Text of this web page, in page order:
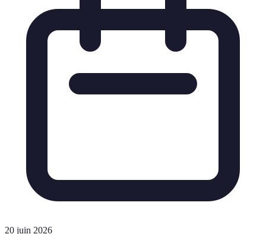
20 juin 2026